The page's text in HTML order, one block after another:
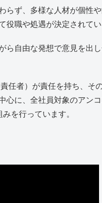
らず、多様な人材が個性
職や処遇が決定されてい
自由な発想で意見を出
任者）が責任を持ち、そ
心に、全社員対象のアン
を行っています。